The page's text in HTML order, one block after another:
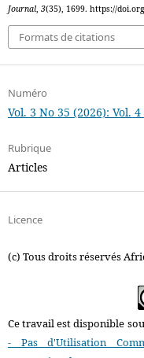
Journal, 3(35), 1699. https://
Formats de citations
Numéro
Vol. 3 No 35 (2026): Vol.
Rubrique
Articles
Licence
(c) Tous droits réservés
Ce travail est disponible
- Pas d'Utilisation